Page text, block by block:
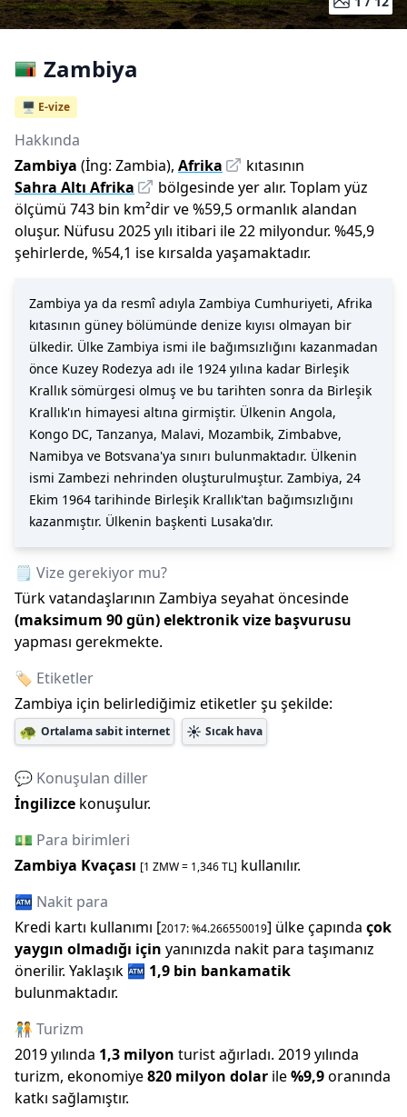
Zambiya
🖥️ E-vize
Hakkında
Zambiya (İng: Zambia), Afrika
kıtasının
Sahra Altı Afrika
bölgesinde yer alır. Toplam yüz
ölçümü 743 bin km²dirve%59,5ormanlık alandan
oluşur. Nüfusu 2025yılı itibari ile22 milyondur. %45,9
şehirlerde, %54,1 ise kırsalda yaşamaktadır.
Zambiya ya da resmî adıyla Zambiya Cumhuriyeti, Afrika
kıtasının güney bölümünde denize kıyısı olmayan bir
ülkedir. Ülke Zambiya ismi ile bağımsızlığını kazanmadan
önce Kuzey Rodezya adı ile 1924 yılına kadar Birleşik
Krallık sömürgesi olmuş ve bu tarihten sonra da Birleşik
Krallık'ın himayesi altına girmiştir. Ülkenin Angola,
Kongo DC, Tanzanya, Malavi, Mozambik, Zimbabve,
Namibya ve Botsvana'ya sınırı bulunmaktadır. Ülkenin
ismi Zambezi nehrinden oluşturulmuştur. Zambiya, 24
Ekim 1964 tarihinde Birleşik Krallık'tan bağımsızlığını
kazanmıştır. Ülkenin başkenti Lusaka'dır.
🗒️ Vize gerekiyor mu?
Türk vatandaşlarının Zambiya seyahat öncesinde
(maksimum 90gün)elektronik vize başvurusu
yapması gerekmekte.
🏷️ Etiketler
Zambiya için belirlediğimiz etiketler şu şekilde:
🐢 Ortalama sabit internet ☀️ Sıcak hava
💬 Konuşulan diller
İngilizce konuşulur.
💵 Para birimleri
Zambiya Kvaçası [1 ZMW= 1,346TL] kullanılır.
🏧 Nakit para
Kredi kartı kullanımı [2017: %4.266550019] ülke çapında çok
yaygın olmadığı için yanınızda nakit para taşımanız
önerilir. Yaklaşık 🏧 1,9 bin bankamatik
bulunmaktadır.
🧑‍🤝‍🧑 Turizm
2019yılında 1,3 milyon turist ağırladı. 2019yılında
turizm, ekonomiye820 milyon dolar ile%9,9oranında
katkı sağlamıştır.